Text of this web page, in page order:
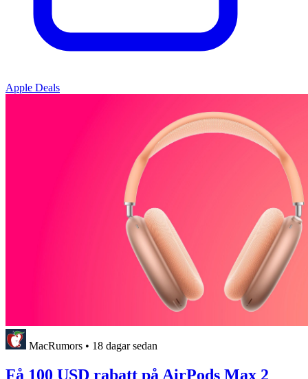
Apple Deals
MacRumors • 18 dagar sedan
Få 100 USD rabatt på AirPods Max 2